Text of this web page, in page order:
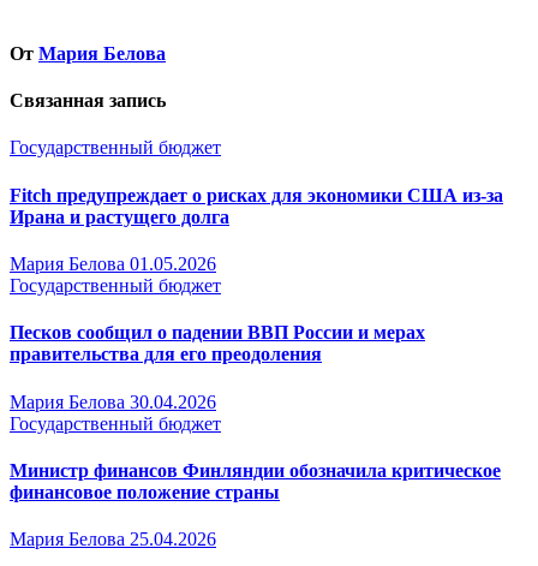
От Мария Белова
Связанная запись
Государственный бюджет
Fitch предупреждает о рисках для экономики США из-за
Ирана и растущего долга
Мария Белова 01.05.2026
Государственный бюджет
Песков сообщил о падении ВВП России и мерах
правительства для его преодоления
Мария Белова 30.04.2026
Государственный бюджет
Министр финансов Финляндии обозначила критическое
финансовое положение страны
Мария Белова 25.04.2026